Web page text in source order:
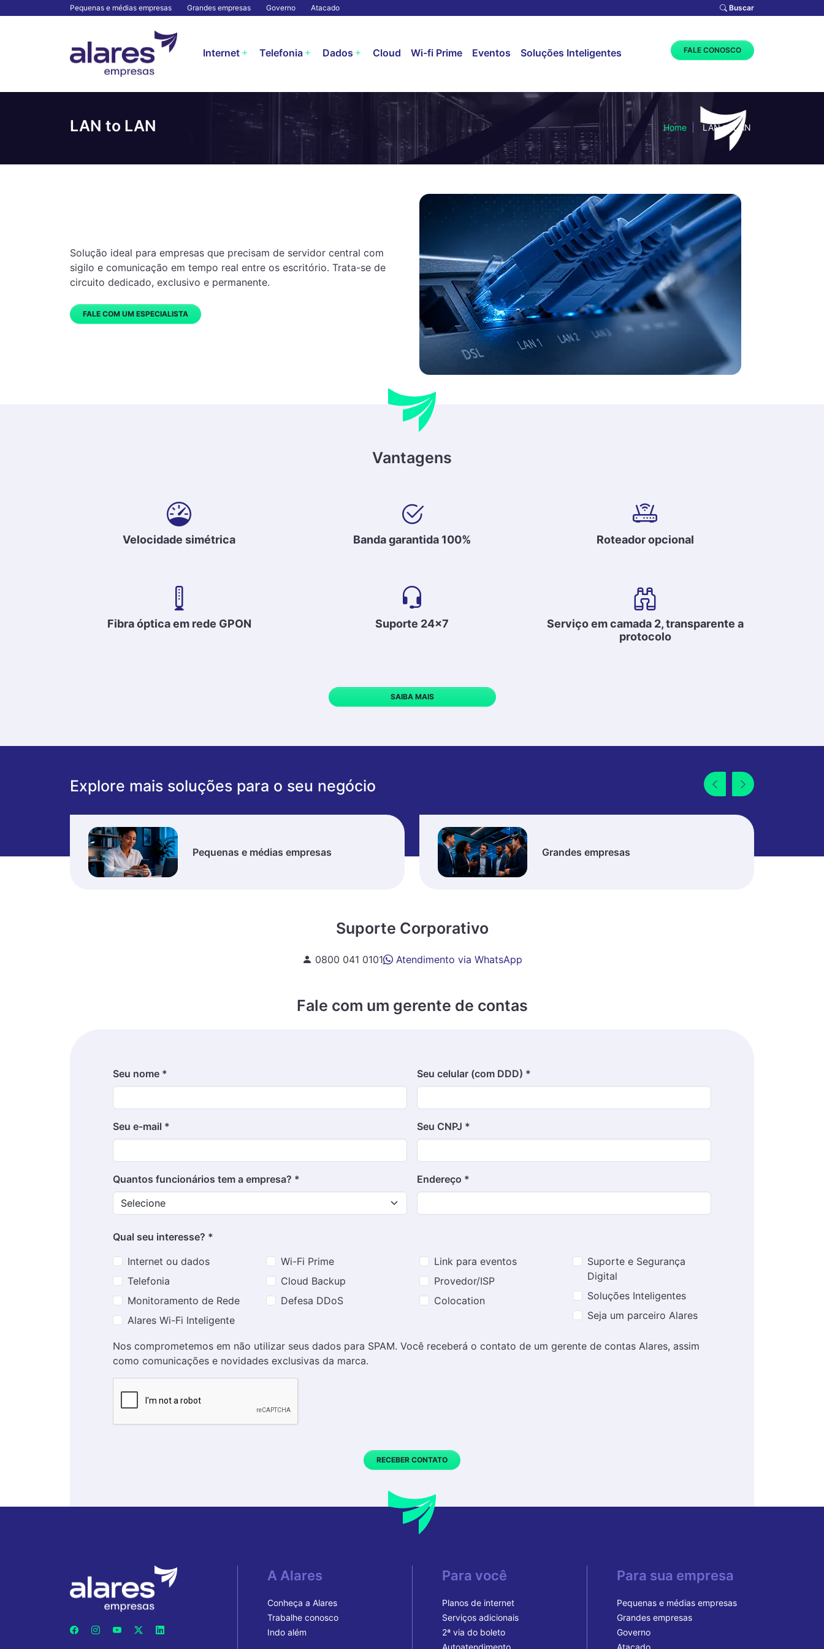
Pequenas e médias empresas Grandes empresas Governo Atacado Buscar
Internet Telefonia Dados Cloud Wi-fi Prime Eventos Soluções Inteligentes FALE CONOSCO
LAN to LAN Home LAN to LAN
Solução ideal para empresas que precisam de servidor central com
sigilo e comunicação em tempo real entre os escritório. Trata-se de
circuito dedicado, exclusivo e permanente.
FALE COM UM ESPECIALISTA
Vantagens
Velocidade simétrica Banda garantida 100% Roteador opcional
Fibra óptica em rede GPON Suporte 24x7
Serviço em camada 2, transparente a
protocolo
SAIBA MAIS
Explore mais soluções para o seu negócio
Pequenas e médias empresas Grandes empresas
Suporte Corporativo
0800 041 0101 Atendimento via WhatsApp
Fale com um gerente de contas
Seu nome * Seu celular (com DDD) *
Seu e-mail * Seu CNPJ *
Quantos funcionários tem a empresa? * Endereço *
Qual seu interesse? *
Internet ou dados
Telefonia
Monitoramento de Rede
Alares Wi-Fi Inteligente
Wi-Fi Prime
Cloud Backup
Defesa DDoS
Link para eventos
Provedor/ISP
Colocation
Suporte e Segurança
Digital
Soluções Inteligentes
Seja um parceiro Alares
Nos comprometemos em não utilizar seus dados para SPAM. Você receberá o contato de um gerente de contas Alares, assim
como comunicações e novidades exclusivas da marca.
RECEBER CONTATO
A Alares
Conheça a Alares
Trabalhe conosco
Indo além
Para você
Planos de internet
Serviços adicionais
2ª via do boleto
Autoatendimento
Para sua empresa
Pequenas e médias empresas
Grandes empresas
Governo
Atacado